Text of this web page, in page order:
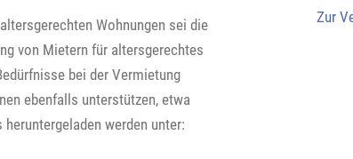
Wohnungen sei die
von Mietern für altersgerechtes
bei der Vermietung
ebenfalls unterstützen, etwa
werden unter:
Zur